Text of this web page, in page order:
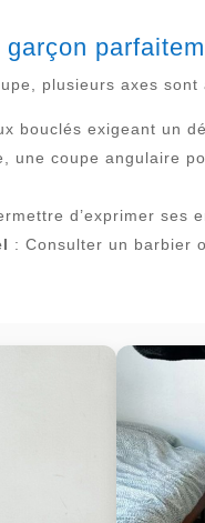
plusieurs axes sont
bouclés exigeant un
une coupe angulaire
d’exprimer ses
: Consulter un barbier